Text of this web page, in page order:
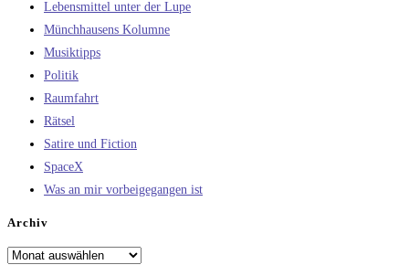
Lebensmittel unter der Lupe
Münchhausens Kolumne
Musiktipps
Politik
Raumfahrt
Rätsel
Satire und Fiction
SpaceX
Was an mir vorbeigegangen ist
Archiv
Archiv